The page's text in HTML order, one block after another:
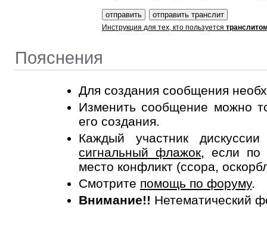
Инструкция для тех, кто пользуется
Пояснения
Для создания сообщения
Изменить сообщение можно
его создания.
Каждый участник
сигнальный флажок, если по
место конфликт (ссора,
Смотрите помощь по форуму.
Внимание!! Нетематический